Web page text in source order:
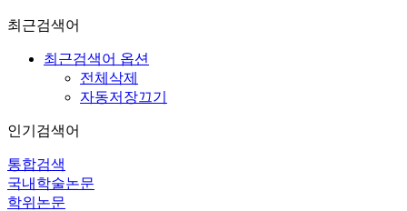
최근검색어
최근검색어 옵션
전체삭제
자동저장끄기
인기검색어
통합검색
국내학술논문
학위논문